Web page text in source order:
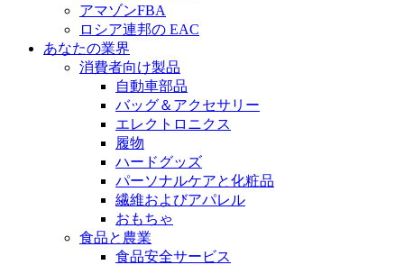
アマゾンFBA
ロシア連邦の EAC
あなたの業界
消費者向け製品
自動車部品
バッグ＆アクセサリー
エレクトロニクス
履物
ハードグッズ
パーソナルケアと化粧品
繊維およびアパレル
おもちゃ
食品と農業
食品安全サービス